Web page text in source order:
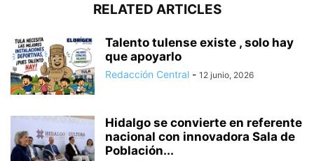
RELATED ARTICLES
Talento tulense existe , solo hay
que apoyarlo
Redacción Central - 12 junio, 2026
Hidalgo se convierte en referente
nacional con innovadora Sala de
Población...